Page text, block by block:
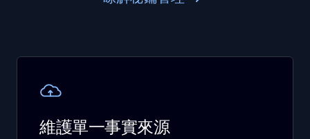
維護單一事實來源